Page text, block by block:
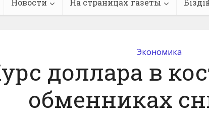
Новости На страницах газеты
Экономика
доллара в
обменниках